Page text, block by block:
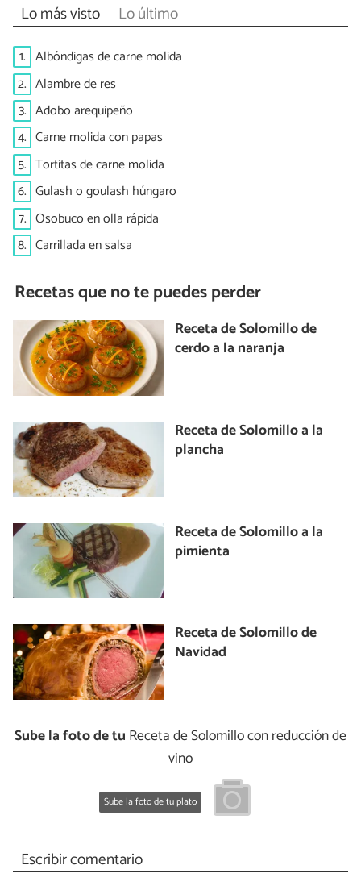
Lo más visto Lo último
1. Albóndigas de carne molida
2. Alambre de res
3. Adobo arequipeño
4. Carne molida con papas
5. Tortitas de carne molida
6. Gulash o goulash húngaro
7. Osobuco en olla rápida
8. Carrillada en salsa
Recetas que no te puedes perder
Receta de Solomillo de
cerdo a la naranja
Receta de Solomillo a la
plancha
Receta de Solomillo a la
pimienta
Receta de Solomillo de
Navidad
Sube la foto de tu Receta de Solomillo con reducción de
vino
Sube la foto de tu plato
Escribir comentario